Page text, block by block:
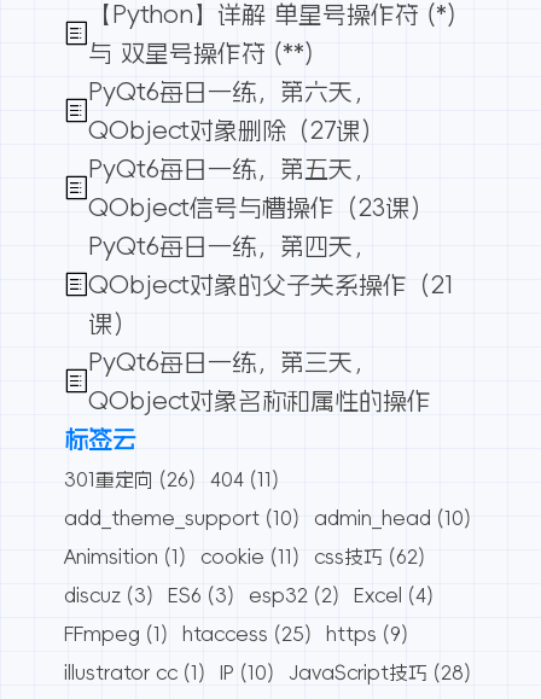
【Python】详解 单星号操作符 (*)
与 双星号操作符 (**)
PyQt6每日一练，第六天，
QObject对象删除（27课）
PyQt6每日一练，第五天，
QObject信号与槽操作（23课）
PyQt6每日一练，第四天，
QObject对象的父子关系操作（21
课）
PyQt6每日一练，第三天，
QObject对象名称和属性的操作
标签云
301重定向 (26) 404 (11)
add_theme_support (10) admin_head (10)
Animsition (1) cookie (11) css技巧 (62)
discuz (3) ES6 (3) esp32 (2) Excel
(4)
FFmpeg (1) htaccess (25) https (9)
illustrator cc (1) IP (10) JavaScript技巧 (28)